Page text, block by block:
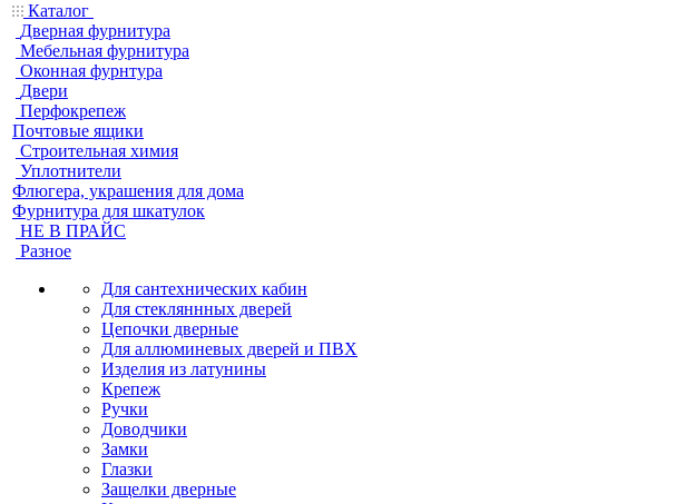
Каталог
Дверная фурнитура
Мебельная фурнитура
Оконная фурнтура
Двери
Перфокрепеж
Почтовые ящики
Строительная химия
Уплотнители
Флюгера, украшения для дома
Фурнитура для шкатулок
НЕ В ПРАЙС
Разное
Для сантехнических кабин
Для стекляннных дверей
Цепочки дверные
Для аллюминевых дверей и ПВХ
Изделия из латунины
Крепеж
Ручки
Доводчики
Замки
Глазки
Защелки дверные